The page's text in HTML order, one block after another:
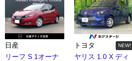
日産
リーフ S 1オーナ
トヨタ NEW!
ヤリス 1.0 X ディ